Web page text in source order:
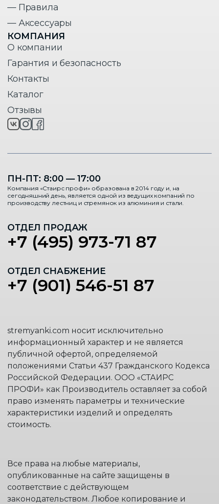
— Правила
— Аксессуары
КОМПАНИЯ
О компании
Гарантия и безопасность
Контакты
Каталог
Отзывы
ПН-ПТ: 8:00 — 17:00
Компания «Стаирс профи» образована в 2014 году и, на
сегодняшний день, является одной из ведущих компаний по
производству лестниц и стремянок из алюминия и стали.
ОТДЕЛ ПРОДАЖ
+7 (495) 973-71 87
ОТДЕЛ СНАБЖЕНИЕ
+7 (901) 546-51 87
stremyanki.com носит исключительно
информационный характер и не является
публичной офертой, определяемой
положениями Статьи 437 Гражданского Кодекса
Российской Федерации. ООО «СТАИРС
ПРОФИ» как Производитель оставляет за собой
право изменять параметры и технические
характеристики изделий и определять
стоимость.
Все права на любые материалы,
опубликованные на сайте защищены в
соответствие с действующем
законодательством. Любое копирование и